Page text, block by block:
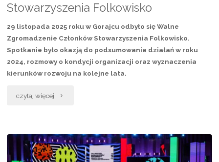
Stowarzyszenia Folkowisko
29 listopada 2025 roku w Gorajcu odbyło się Walne
Zgromadzenie Członków Stowarzyszenia Folkowisko.
Spotkanie było okazją do podsumowania działań w roku
2024, rozmowy o kondycji organizacji oraz wyznaczenia
kierunków rozwoju na kolejne lata.
czytaj więcej „Walne
Członków
Stowarzyszenia